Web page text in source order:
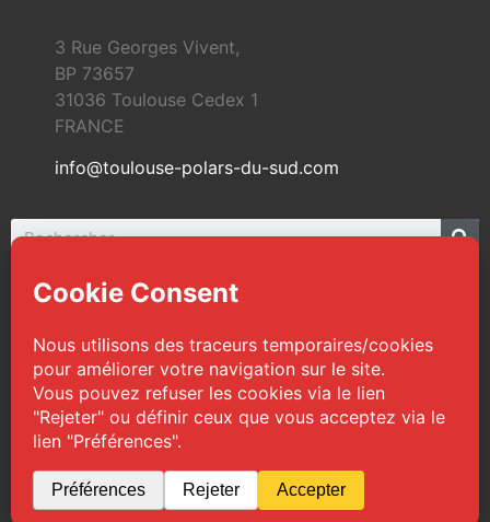
3 Rue Georges Vivent,
BP 73657
31036 Toulouse Cedex 1
FRANCE
info@toulouse-polars-du-sud.com
© 2026 Toulouse Polars du Sud | Tous droits
réservés
Web Design : TPS|Mentions légales